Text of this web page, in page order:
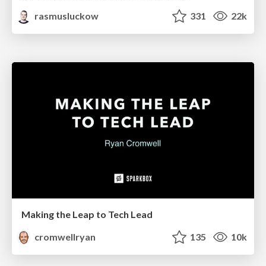
rasmusluckow
331 22k
Making the Leap to Tech Lead
cromwellryan
135 10k